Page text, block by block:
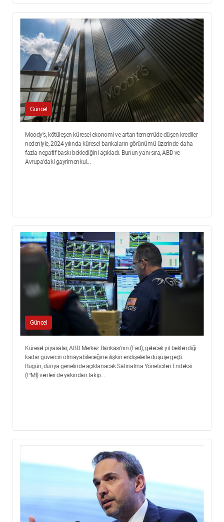
Güncel
Moody's, kötüleşen küresel ekonomi ve artan temerrüde düşen krediler
nedeniyle, 2024 yılında küresel bankaların görünümü üzerinde daha
fazla negatif baskı beklediğini açıkladı. Bunun yanı sıra, ABD ve
Avrupa'daki gayrimenkul...
Güncel
Küresel piyasalar, ABD Merkez Bankası’nın (Fed), gelecek yıl beklendiği
kadar güvercin olmayabileceğine ilişkin endişelerle düşüşe geçti.
Bugün, dünya genelinde açıklanacak Satınalma Yöneticileri Endeksi
(PMI) verileri de yakından takip...